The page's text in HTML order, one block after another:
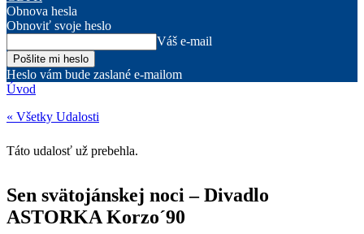
Obnova hesla
Obnoviť svoje heslo
Váš e-mail
Heslo vám bude zaslané e-mailom
Úvod
« Všetky Udalosti
Táto udalosť už prebehla.
Sen svätojánskej noci – Divadlo
ASTORKA Korzo´90